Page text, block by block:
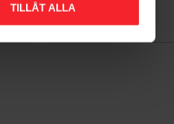
TILLÅT ALLA